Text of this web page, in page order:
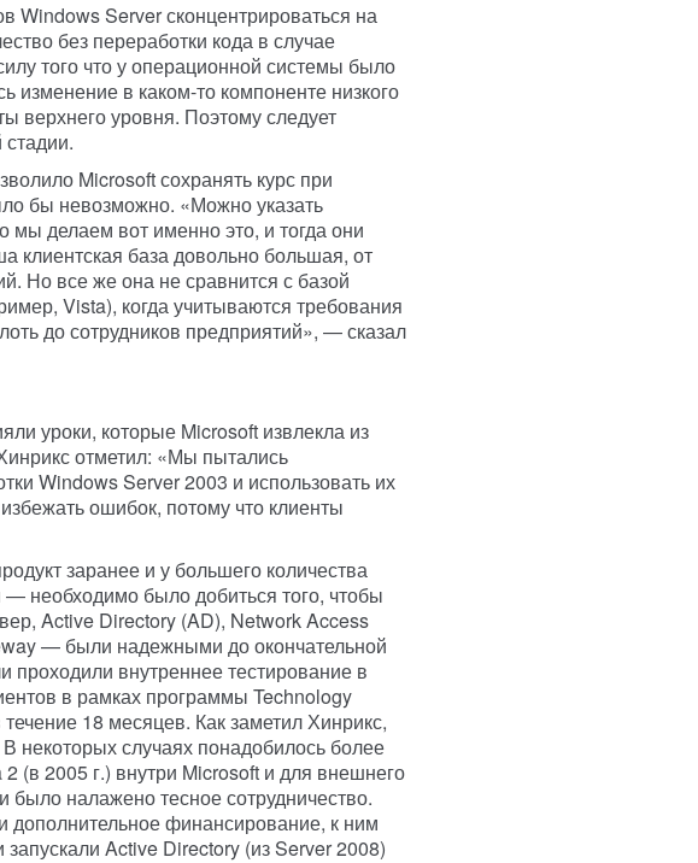
Windows Server сконцентрироваться на
без переработки кода в случае
того что у операционной системы было
изменение в каком-то компоненте низкого
верхнего уровня. Поэтому следует
Microsoft сохранять курс при
бы невозможно. «Можно указать
мы делаем вот именно это, и тогда они
клиентская база довольно большая, от
Но все же она не сравнится с базой
Vista), когда учитываются требования
до сотрудников предприятий», — сказал
уроки, которые Microsoft извлекла из
отметил: «Мы пытались
Windows Server 2003 и использовать их
ошибок, потому что клиенты
заранее и у большего количества
— необходимо было добиться того, чтобы
Active Directory (AD), Network Access
— были надежными до окончательной
проходили внутреннее тестирование в
в рамках программы Technology
18 месяцев. Как заметил Хинрикс,
некоторых случаях понадобилось более
(в 2005 г.) внутри Microsoft и для внешнего
налажено тесное сотрудничество.
финансирование, к ним
Active Directory (из Server 2008)